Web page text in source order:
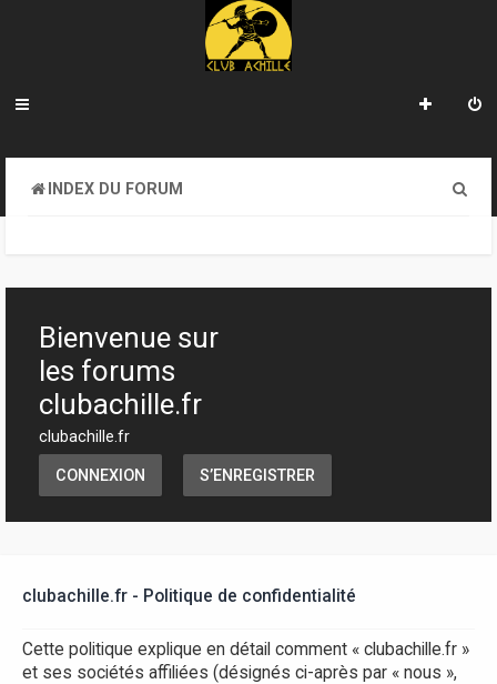
INDEX DU FORUM
h
Bienvenue sur
les forums
clubachille.fr
clubachille.fr
CONNEXION S’ENREGISTRER
clubachille.fr - Politique de confidentialité
Cette politique explique en détail comment « clubachille.fr »
et ses sociétés affiliées (désignés ci-après par « nous »,